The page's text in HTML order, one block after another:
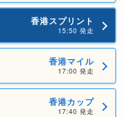
香港スプリント
15:50 発走
香港マイル
17:00 発走
香港カップ
17:40 発走